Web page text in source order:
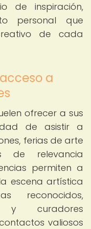
de inspiración,
personal que
de cada
a
ofrecer a sus
de asistir a
ferias de arte
de relevancia
permiten a
escena artística
reconocidos,
y curadores
valiosos